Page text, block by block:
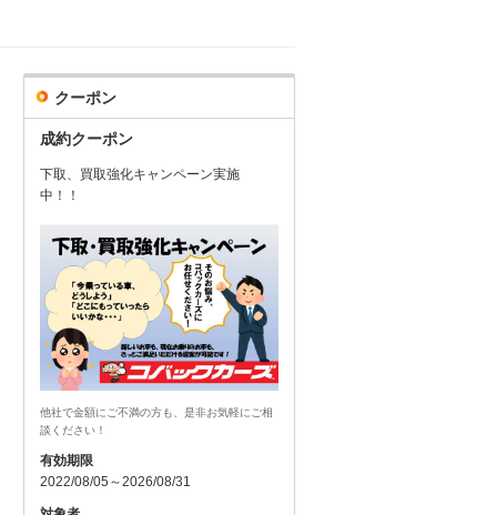
クーポン
成約クーポン
下取、買取強化キャンペーン実施
中！！
他社で金額にご不満の方も、是非お気軽にご相
談ください！
有効期限
2022/08/05～2026/08/31